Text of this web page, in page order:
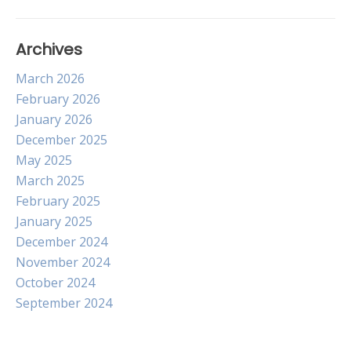
Archives
March 2026
February 2026
January 2026
December 2025
May 2025
March 2025
February 2025
January 2025
December 2024
November 2024
October 2024
September 2024